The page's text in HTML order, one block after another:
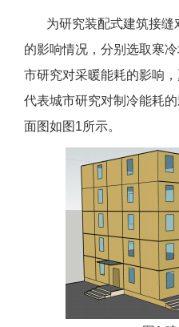
为研究装配式建筑接缝
的影响情况，分别选取寒
市研究对采暖能耗的影响
代表城市研究对制冷能耗
面图如图1所示。